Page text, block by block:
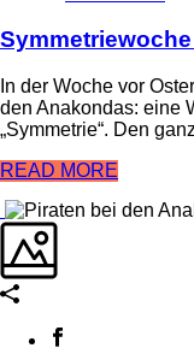
In der Woche vor
den Anakondas: eine
„Symmetrie“. Den
READ MORE